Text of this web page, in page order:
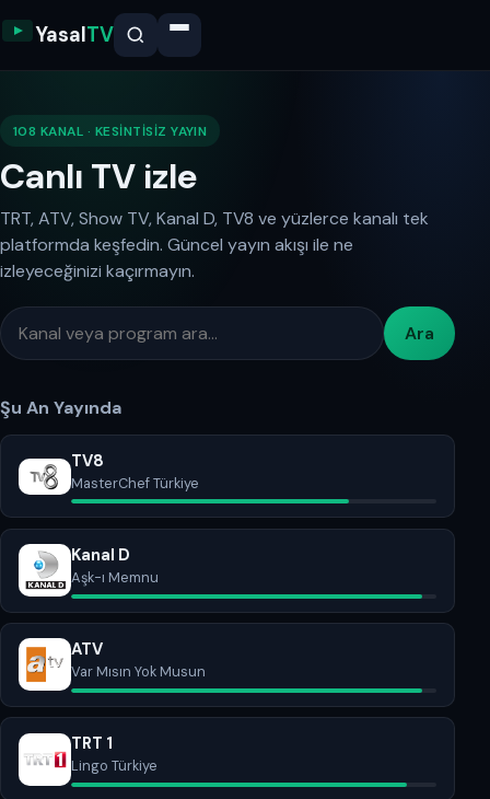
YasalTV
108 KANAL · KESINTISIZ YAYIN
Canlı TV izle
TRT, ATV, Show TV, Kanal D, TV8 ve yüzlerce kanalı tek
platformda keşfedin. Güncel yayın akışı ile ne
izleyeceğinizi kaçırmayın.
Ara
Şu An Yayında
TV8
MasterChef Türkiye
Kanal D
Aşk-ı Memnu
ATV
Var Mısın Yok Musun
TRT 1
Lingo Türkiye